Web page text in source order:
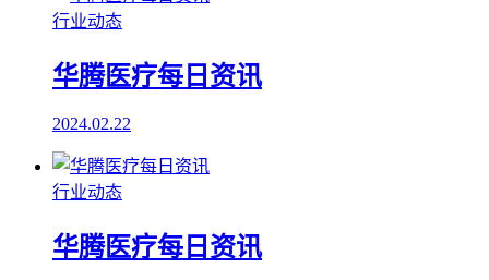
行业动态
华腾医疗每日资讯
2024.02.22
行业动态
华腾医疗每日资讯